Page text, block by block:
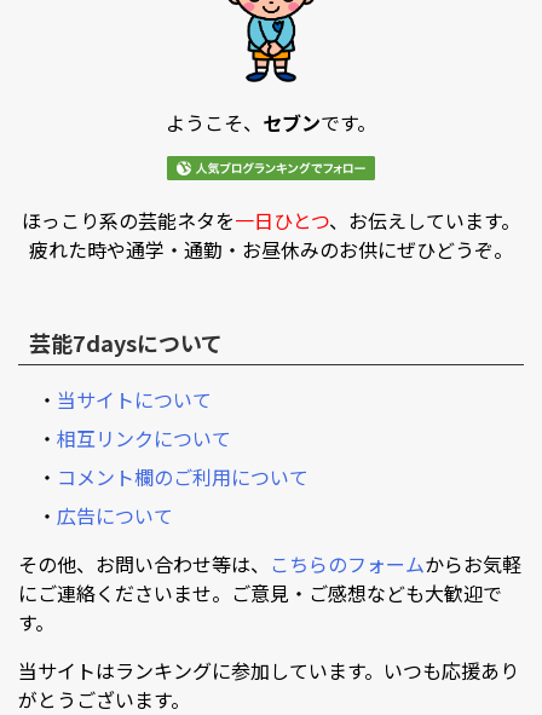
ようこそ、 セブンです。
ほっこり系の芸能ネタを一日ひとつ、お伝えしています。
疲れた時や通学・通勤・お昼休みのお供にぜひどうぞ。
芸能7daysについて
・ 当サイトについて
・ 相互リンクについて
・ コメント欄のご利用について
・ 広告について
その他、お問い合わせ等は、 こちらのフォームからお気軽
にご連絡くださいませ。ご意見・ご感想なども大歓迎で
す。
当サイトはランキングに参加しています。いつも応援あり
がとうございます。